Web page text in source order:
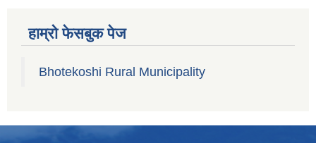
हाम्रो फेसबुक पेज
Bhotekoshi Rural Municipality